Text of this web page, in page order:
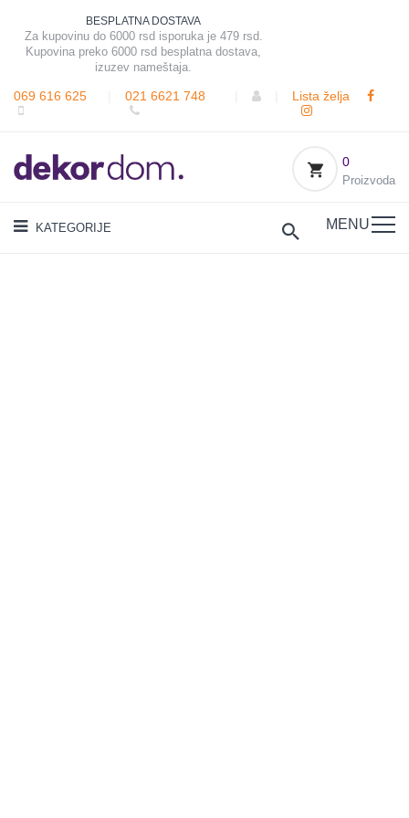
BESPLATNA DOSTAVA
Za kupovinu do 6000 rsd isporuka je 479 rsd.
Kupovina preko 6000 rsd besplatna dostava,
izuzev nameštaja.
069 616 625 021 6621 748 Lista želja
0
Proizvoda
KATEGORIJE MENU